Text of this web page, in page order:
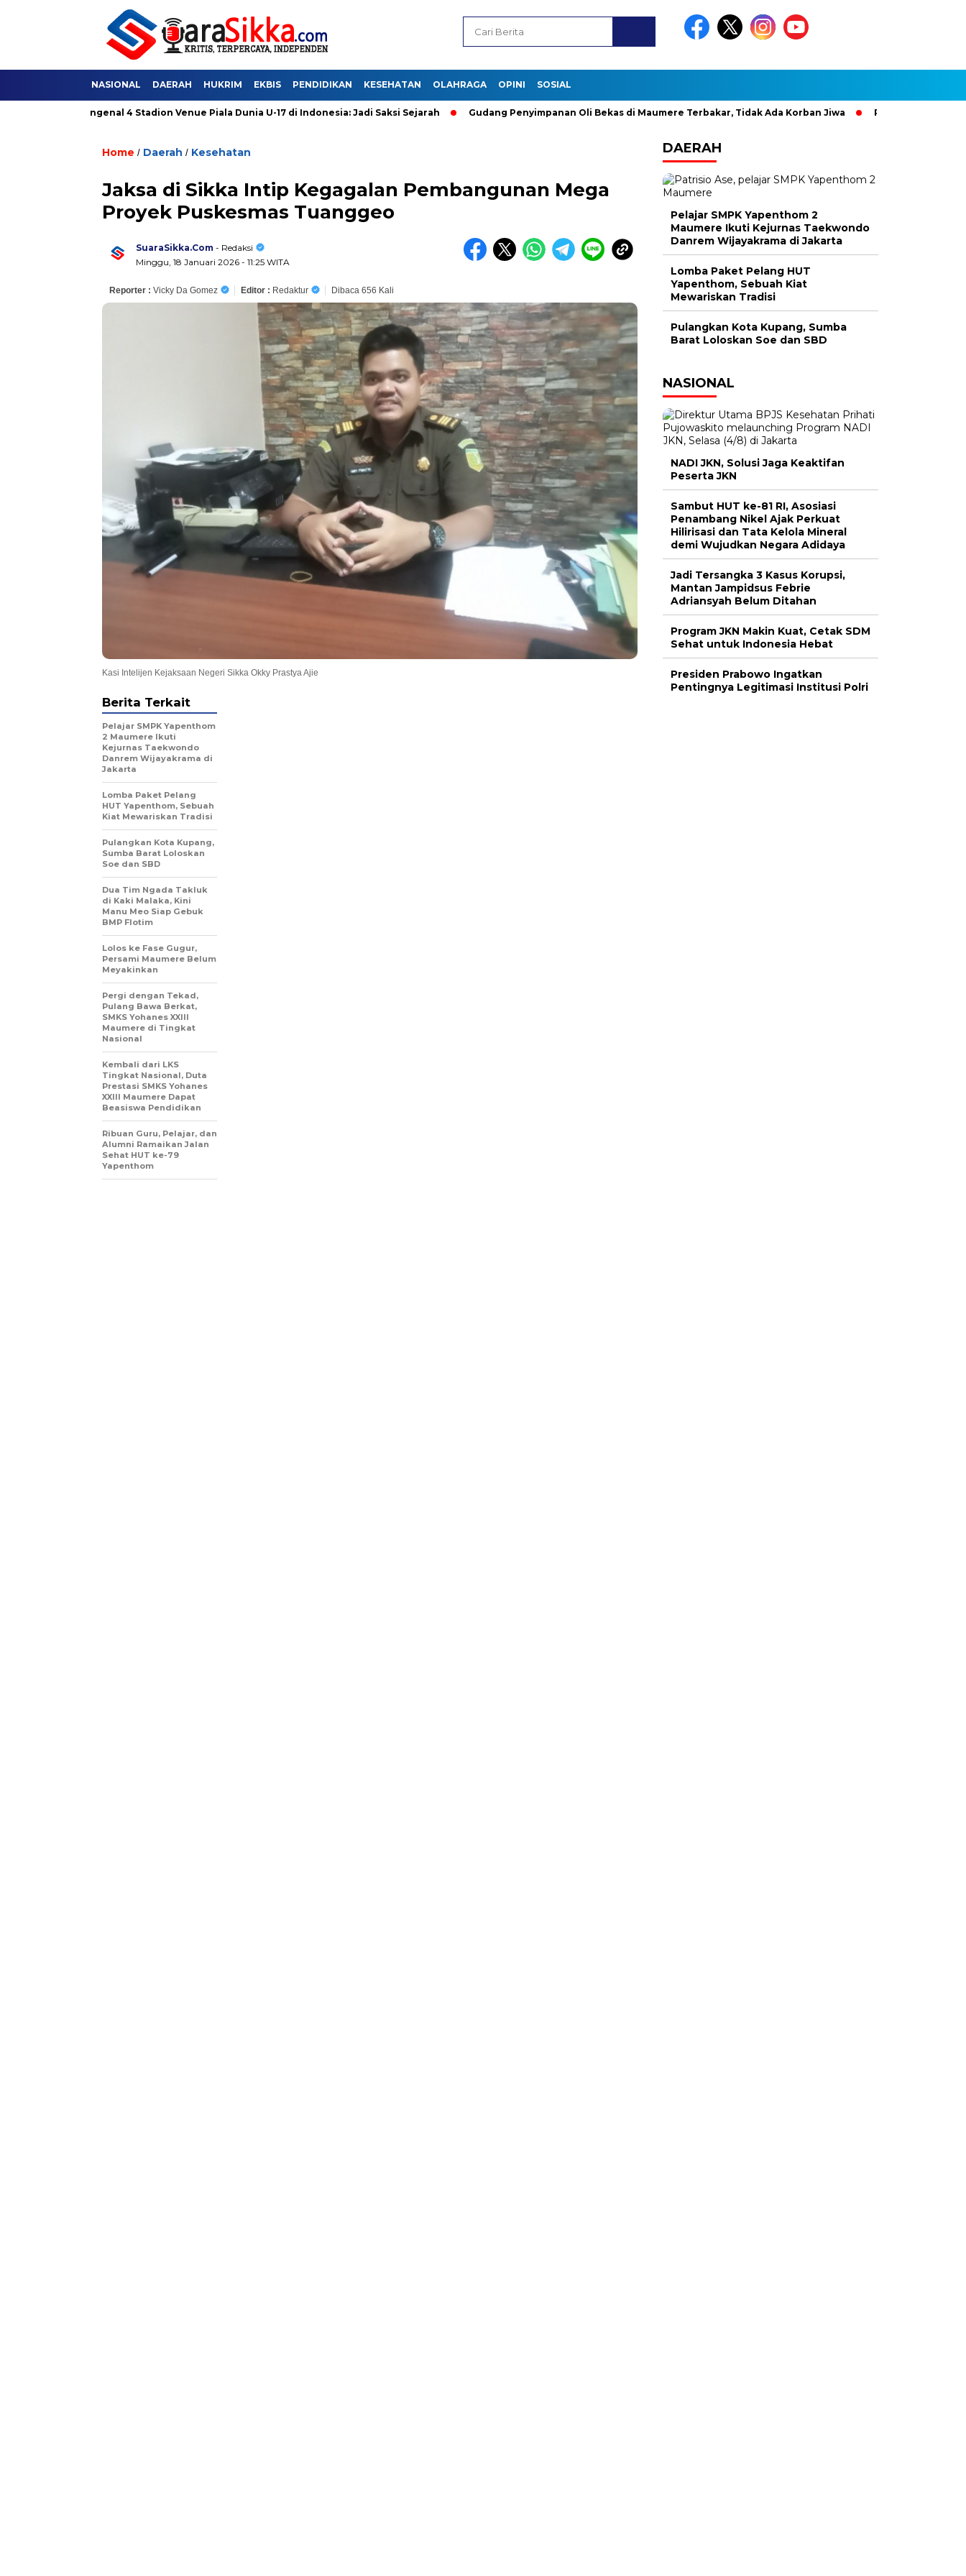
NASIONAL DAERAH HUKRIM EKBIS PENDIDIKAN KESEHATAN OLAHRAGA OPINI SOSIAL
Mengenal 4 Stadion Venue Piala Dunia U-17 di Indonesia: Jadi Saksi Sejarah Gudang Penyimpanan Oli Bekas di Maumere Terbakar, Tidak Ada Korban Jiwa Pesan Penjabat
Home / Daerah / Kesehatan
Jaksa di Sikka Intip Kegagalan Pembangunan Mega
Proyek Puskesmas Tuanggeo
SuaraSikka.Com - Redaksi
Minggu, 18 Januari 2026 - 11:25 WITA
Reporter : Vicky Da Gomez Editor : Redaktur Dibaca 656 Kali
Kasi Intelijen Kejaksaan Negeri Sikka Okky Prastya Ajie
Berita Terkait
Pelajar SMPK Yapenthom
2 Maumere Ikuti
Kejurnas Taekwondo
Danrem Wijayakrama di
Jakarta
Lomba Paket Pelang
HUT Yapenthom, Sebuah
Kiat Mewariskan Tradisi
Pulangkan Kota Kupang,
Sumba Barat Loloskan
Soe dan SBD
Dua Tim Ngada Takluk
di Kaki Malaka, Kini
Manu Meo Siap Gebuk
BMP Flotim
Lolos ke Fase Gugur,
Persami Maumere Belum
Meyakinkan
Pergi dengan Tekad,
Pulang Bawa Berkat,
SMKS Yohanes XXIII
Maumere di Tingkat
Nasional
Kembali dari LKS
Tingkat Nasional, Duta
Prestasi SMKS Yohanes
XXIII Maumere Dapat
Beasiswa Pendidikan
Ribuan Guru, Pelajar, dan
Alumni Ramaikan Jalan
Sehat HUT ke-79
Yapenthom
DAERAH
Pelajar SMPK Yapenthom 2
Maumere Ikuti Kejurnas Taekwondo
Danrem Wijayakrama di Jakarta
Lomba Paket Pelang HUT
Yapenthom, Sebuah Kiat
Mewariskan Tradisi
Pulangkan Kota Kupang, Sumba
Barat Loloskan Soe dan SBD
NASIONAL
NADI JKN, Solusi Jaga Keaktifan
Peserta JKN
Sambut HUT ke-81 RI, Asosiasi
Penambang Nikel Ajak Perkuat
Hilirisasi dan Tata Kelola Mineral
demi Wujudkan Negara Adidaya
Jadi Tersangka 3 Kasus Korupsi,
Mantan Jampidsus Febrie
Adriansyah Belum Ditahan
Program JKN Makin Kuat, Cetak SDM
Sehat untuk Indonesia Hebat
Presiden Prabowo Ingatkan
Pentingnya Legitimasi Institusi Polri